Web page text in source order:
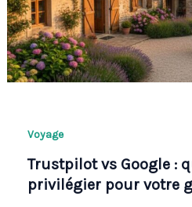
Voyage
Trustpilot vs Google :
privilégier pour votre